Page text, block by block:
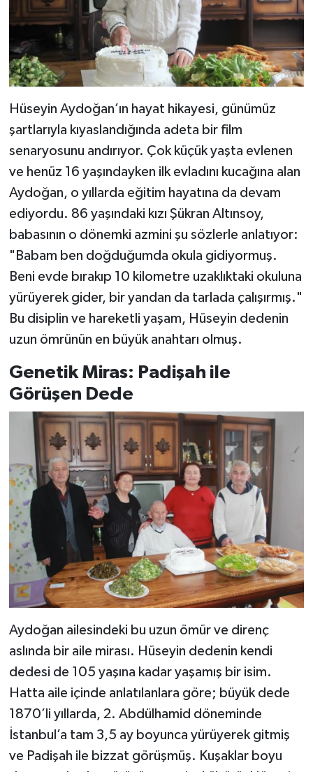
Hüseyin Aydoğan’ın hayat hikayesi, günümüz
şartlarıyla kıyaslandığında adeta bir film
senaryosunu andırıyor. Çok küçük yaşta evlenen
ve henüz 16 yaşındayken ilk evladını kucağına alan
Aydoğan, o yıllarda eğitim hayatına da devam
ediyordu. 86 yaşındaki kızı Şükran Altınsoy,
babasının o dönemki azmini şu sözlerle anlatıyor:
"Babam ben doğduğumda okula gidiyormuş.
Beni evde bırakıp 10 kilometre uzaklıktaki okuluna
yürüyerek gider, bir yandan da tarlada çalışırmış."
Bu disiplin ve hareketli yaşam, Hüseyin dedenin
uzun ömrünün en büyük anahtarı olmuş.
Genetik Miras: Padişah ile
Görüşen Dede
Aydoğan ailesindeki bu uzun ömür ve direnç
aslında bir aile mirası. Hüseyin dedenin kendi
dedesi de 105 yaşına kadar yaşamış bir isim.
Hatta aile içinde anlatılanlara göre; büyük dede
1870’li yıllarda, 2. Abdülhamid döneminde
İstanbul’a tam 3,5 ay boyunca yürüyerek gitmiş
ve Padişah ile bizzat görüşmüş. Kuşaklar boyu